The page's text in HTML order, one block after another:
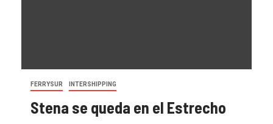
FERRYSUR INTERSHIPPING
Stena se queda en el Estrecho